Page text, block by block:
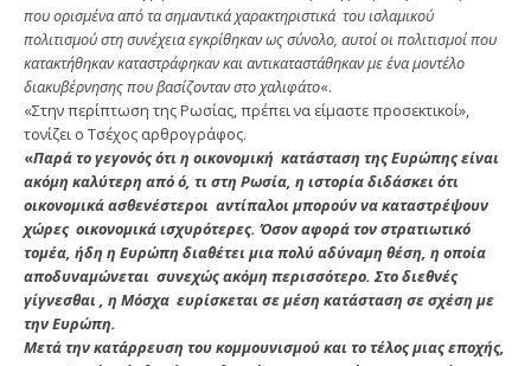
που ορισμένα από τα σημαντικά χαρακτηριστικά του ισλαμικού
πολιτισμού στη συνέχεια εγκρίθηκαν ως σύνολο, αυτοί οι πολιτισμοί που
κατακτήθηκαν καταστράφηκαν και αντικαταστάθηκαν με ένα μοντέλο
διακυβέρνησης που βασίζονταν στο χαλιφάτο«.
«Στην περίπτωση της Ρωσίας, πρέπει να είμαστε προσεκτικοί»,
τονίζει ο Τσέχος αρθρογράφος.
«Παρά το γεγονός ότι η οικονομική κατάσταση της Ευρώπης είναι
ακόμη καλύτερη από ό, τι στη Ρωσία, η ιστορία διδάσκει ότι
οικονομικά ασθενέστεροι αντίπαλοι μπορούν να καταστρέψουν
χώρες οικονομικά ισχυρότερες. Όσον αφορά τον στρατιωτικό
τομέα, ήδη η Ευρώπη διαθέτει μια πολύ αδύναμη θέση, η οποία
αποδυναμώνεται συνεχώς ακόμη περισσότερο. Στο διεθνές
γίγνεσθαι , η Μόσχα ευρίσκεται σε μέση κατάσταση σε σχέση με
την Ευρώπη.
Μετά την κατάρρευση του κομμουνισμού και το τέλος μιας εποχής,